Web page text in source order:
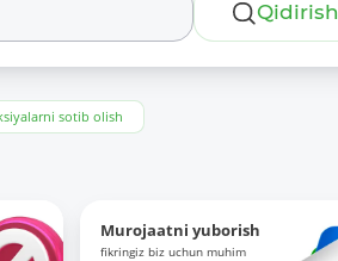
Qidirish
sotib olish
Murojaatni yuborish
fikringiz biz uchun muhim